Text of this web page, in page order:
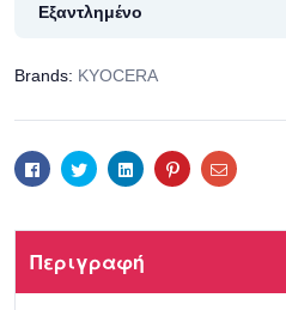
Εξαντλημένο
Brands: KYOCERA
FacebookTwitterLinkedinPinterestEmail
Περιγραφή